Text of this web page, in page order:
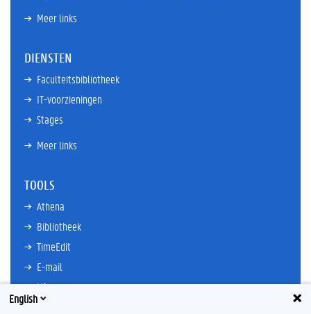
Meer links
DIENSTEN
Faculteitsbibliotheek
IT-voorzieningen
Stages
Meer links
TOOLS
Athena
Bibliotheek
TimeEdit
E-mail
Ufora
Oasis
English